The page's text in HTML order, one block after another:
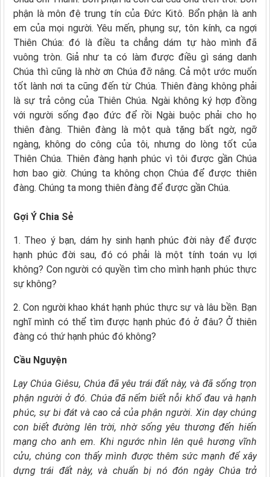
phận là môn đệ trung tín của Ðức Kitô. Bổn phận là anh
em của mọi người. Yêu mến, phụng sự, tôn kính, ca ngợi
Thiên Chúa: đó là điều ta chẳng dám tự hào mình đã
vuông tròn. Giả như ta có làm được điều gì sáng danh
Chúa thì cũng là nhờ ơn Chúa đỡ nâng. Cả một ước muốn
tốt lành nơi ta cũng đến từ Chúa. Thiên đàng không phải
là sự trả công của Thiên Chúa. Ngài không ký hợp đồng
với người sống đạo đức để rồi Ngài buộc phải cho họ
thiên đàng. Thiên đàng là một quà tặng bất ngờ, ngỡ
ngàng, không do công của tôi, nhưng do lòng tốt của
Thiên Chúa. Thiên đàng hạnh phúc vì tôi được gần Chúa
hơn bao giờ. Chúng ta không chọn Chúa để được thiên
đàng. Chúng ta mong thiên đàng để được gần Chúa.
Gợi Ý Chia Sẻ
1. Theo ý bạn, dám hy sinh hạnh phúc đời này để được
hạnh phúc đời sau, đó có phải là một tính toán vụ lợi
không? Con người có quyền tìm cho mình hạnh phúc thực
sự không?
2. Con người khao khát hạnh phúc thực sự và lâu bền. Bạn
nghĩ mình có thể tìm được hạnh phúc đó ở đâu? Ở thiên
đàng có thứ hạnh phúc đó không?
Cầu Nguyện
Lạy Chúa Giêsu, Chúa đã yêu trái đất này, và đã sống trọn
phận người ở đó. Chúa đã nếm biết nỗi khổ đau và hạnh
phúc, sự bi đát và cao cả của phận người. Xin dạy chúng
con biết đường lên trời, nhờ sống yêu thương đến hiến
mạng cho anh em. Khi ngước nhìn lên quê hương vĩnh
cửu,chúng con thấy mình được thêm sức mạnh để xây
dựng trái đất này, và chuẩn bị nó đón ngày Chúa trở